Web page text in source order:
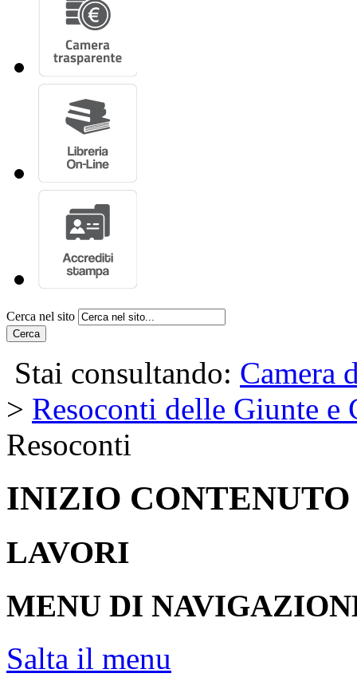
Cerca nel sito
Cerca
Stai consultando: Camera
> Resoconti delle Giunte e
Resoconti
INIZIO CONTENUTO
LAVORI
MENU DI
Salta il menu